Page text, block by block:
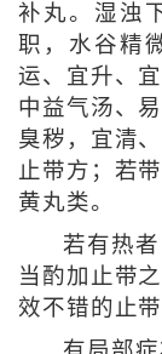
补丸。湿浊
职，水谷精
运、宜升、
中益气汤、
臭秽，宜清
止带方；若
黄丸类。
若有热
当酌加止带
效不错的止带